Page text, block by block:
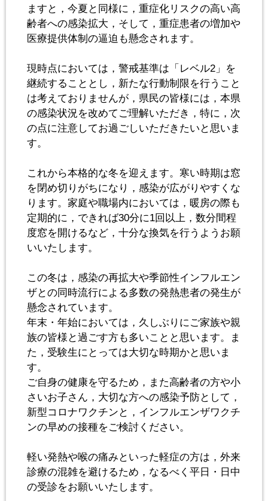
ますと，今夏と同様に，重症化リスクの高い高
齢者への感染拡大，そして，重症患者の増加や
医療提供体制の逼迫も懸念されます。
現時点においては，警戒基準は「レベル2」を
継続することとし，新たな行動制限を行うこと
は考えておりませんが，県民の皆様には，本県
の感染状況を改めてご理解いただき，特に，次
の点に注意してお過ごしいただきたいと思いま
す。
これから本格的な冬を迎えます。寒い時期は窓
を閉め切りがちになり，感染が広がりやすくな
ります。家庭や職場内においては，暖房の際も
定期的に，できれば30分に1回以上，数分間程
度窓を開けるなど，十分な換気を行うようお願
いいたします。
この冬は，感染の再拡大や季節性インフルエン
ザとの同時流行による多数の発熱患者の発生が
懸念されています。
年末・年始においては，久しぶりにご家族や親
族の皆様と過ごす方も多いことと思います。ま
た，受験生にとっては大切な時期かと思いま
す。
ご自身の健康を守るため，また高齢者の方や小
さいお子さん，大切な方への感染予防として，
新型コロナワクチンと，インフルエンザワクチ
ンの早めの接種をご検討ください。
軽い発熱や喉の痛みといった軽症の方は，外来
診療の混雑を避けるため，なるべく平日・日中
の受診をお願いいたします。